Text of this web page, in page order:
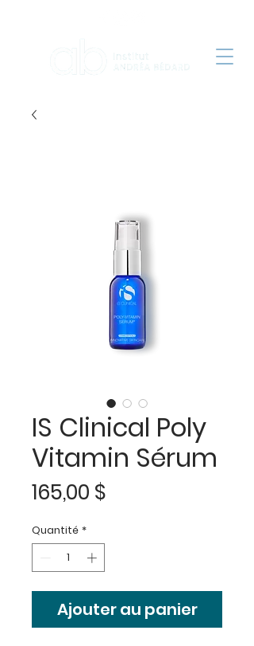
IS Clinical Poly
Vitamin Sérum
165,00 $
Quantité *
Ajouter au panier